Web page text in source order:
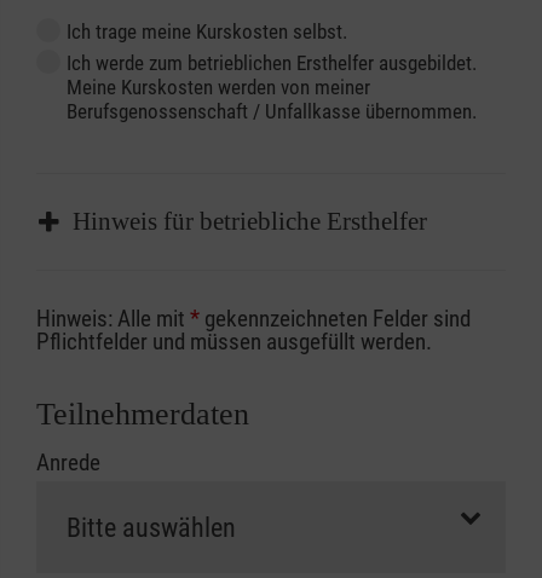
Ich trage meine Kurskosten selbst.
Ich werde zum betrieblichen Ersthelfer ausgebildet.
Meine Kurskosten werden von meiner
Berufsgenossenschaft / Unfallkasse übernommen.
Hinweis für betriebliche Ersthelfer
Sofern Sie ein Kostenübernahmeverfahren
Ihrer Berufsgenossenschaft / Unfallkasse
Abrechnungsunterlagen spätestens zu
erfolgt eine Abrechnung der vollen Kursgebühr
Die notwendigen Formulare für die
Hinweis: Alle mit * gekennzeichneten Felder sind
Pflichtfelder und müssen ausgefüllt werden.
Teilnehmerdaten
Anrede